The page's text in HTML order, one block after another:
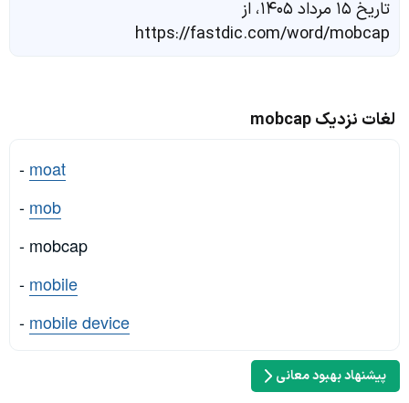
تاریخ ۱۵ مرداد ۱۴۰۵، از
https://fastdic.com/word/mobcap
لغات نزدیک mobcap
- moat
- mob
- mobcap
- mobile
- mobile device
پیشنهاد بهبود معانی